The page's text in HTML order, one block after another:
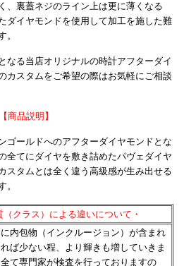
、裏蓋ネジのライン上は更に薄くなる
ダイヤモンドを使用して加工を施した難
。
なる当店オリジナルの時計アフターダイ
カスタムをご希望の際はお気軽にご相談
【商品説明】
ゴールドへのアフターダイヤモンドとな
全てにダイヤを敷き詰めたパヴェダイヤ
スタムとは全く違う高級感が生み出せる
。
（クラス）による違いについて・
内包物（インクルージョン）が含まれ
ば少ない程、 より輝きも増していきま
て専門家が検査を行っておりますの